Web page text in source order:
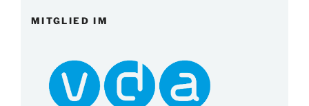
MITGLIED IM